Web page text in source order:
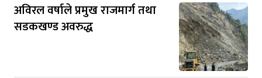
अविरल वर्षाले प्रमुख राजमार्ग तथा
सडकखण्ड अवरुद्ध